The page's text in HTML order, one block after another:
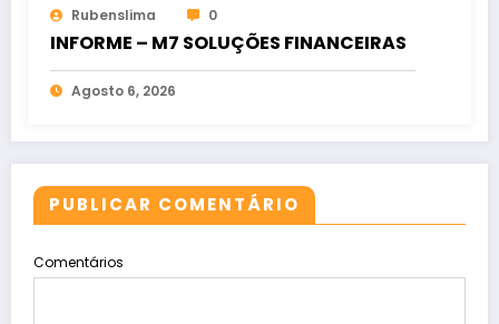
Rubenslima 0
INFORME – M7 SOLUÇÕES FINANCEIRAS
Agosto 6, 2026
PUBLICAR COMENTÁRIO
Comentários